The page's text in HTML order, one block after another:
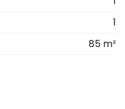
1
85 m²